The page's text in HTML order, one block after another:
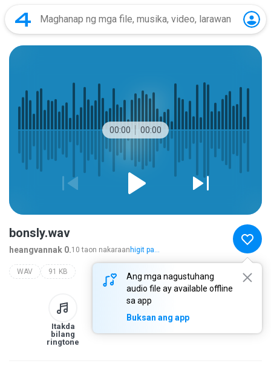
00:00 00:00
Ang mga nagustuhang
audio file ay available offline
sa app
Buksan ang app
bonsly.wav
heangvannak 0.10 taon nakaraan higit pa...
WAV 91 KB
Itakda
bilang
ringtone